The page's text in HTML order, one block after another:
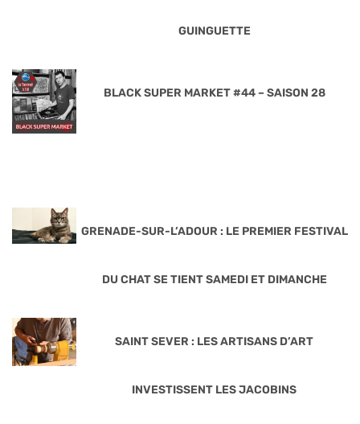
GUINGUETTE
BLACK SUPER MARKET #44 – SAISON 28
GRENADE-SUR-L’ADOUR : LE PREMIER FESTIVAL
DU CHAT SE TIENT SAMEDI ET DIMANCHE
SAINT SEVER : LES ARTISANS D’ART
INVESTISSENT LES JACOBINS